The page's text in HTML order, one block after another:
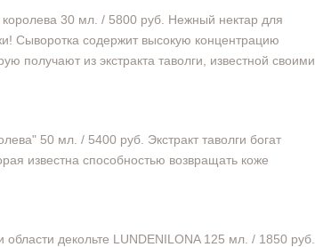
30 мл. / 5800 руб. Нежный нектар для
Сыворотка содержит высокую концентрацию
получают из экстракта таволги, известной своими
50 мл. / 5400 руб. Экстракт таволги богат
известна способностью возвращать коже
декольте LUNDENILONA 125 мл. / 1850 руб.